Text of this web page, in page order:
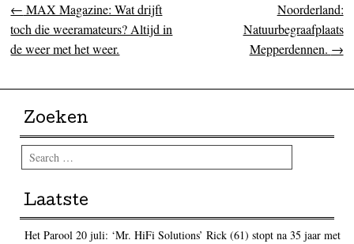
Post navigation
← MAX Magazine: Wat drijft
toch die weeramateurs? Altijd in
de weer met het weer.
Noorderland:
Natuurbegraafplaats
Mepperdennen. →
Zoeken
Search
Laatste
Het Parool 20 juli: ‘Mr. HiFi Solutions’ Rick (61) stopt na 35 jaar met